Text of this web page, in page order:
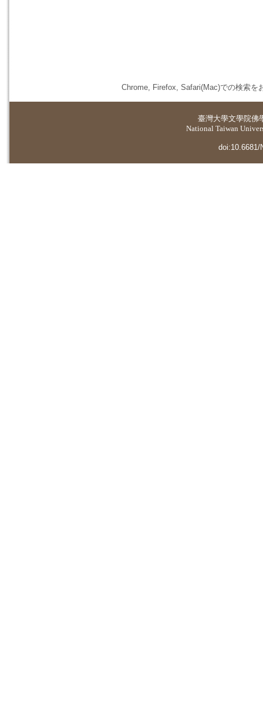
Chrome, Firefox, Safari(Mac)での検索を
臺灣大學文學院佛
National Taiwan
doi:10.6681/